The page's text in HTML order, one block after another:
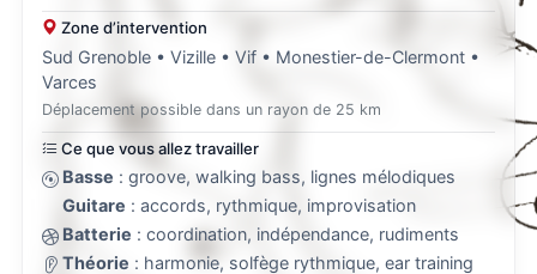
Zone d’intervention
Sud Grenoble • Vizille • Vif • Monestier-de-Clermont •
Varces
Déplacement possible dans un rayon de 25 km
Ce que vous allez travailler
Basse : groove, walking bass, lignes mélodiques
Guitare : accords, rythmique, improvisation
Batterie : coordination, indépendance, rudiments
Théorie : harmonie, solfège rythmique, ear training